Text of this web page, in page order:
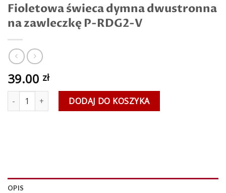
Fioletowa świeca dymna dwustronna
na zawleczkę P-RDG2-V
39.00 zł
ilość Fioletowa świeca dymna dwustronna na zawleczkę P-RDG2-
DODAJ DO KOSZYKA
OPIS